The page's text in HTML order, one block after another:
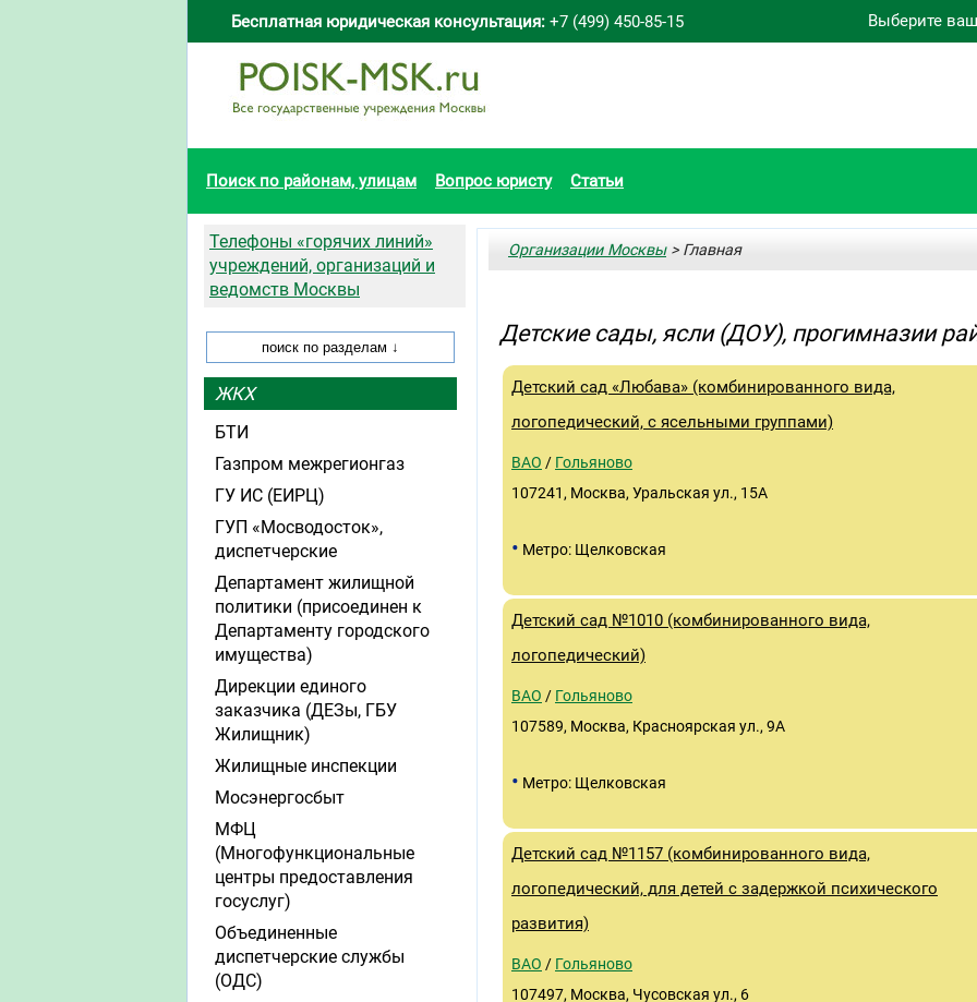
Выберите
Бесплатная юридическая консультация: +7 (499) 450-85-15
Поиск по районам, улицам Вопрос юристу Статьи
Организации Москвы> Главная
Детские сады, ясли (ДОУ), прогимназии
Детский сад «Любава» (комбинированного вида,
логопедический, с ясельными группами)
ВАО / Гольяново
107241, Москва, Уральская ул., 15А
• Метро: Щелковская
Детский сад №1010 (комбинированного вида,
логопедический)
ВАО / Гольяново
107589, Москва, Красноярская ул., 9А
• Метро: Щелковская
Детский сад №1157 (комбинированного вида,
логопедический, для детей с задержкой психического
развития)
ВАО / Гольяново
107497, Москва, Чусовская ул., 6
Телефоны «горячих линий»
учреждений, организаций и
ведомств Москвы
ЖКХ
БТИ
Газпром межрегионгаз
ГУ ИС (ЕИРЦ)
ГУП «Мосводосток»,
диспетчерские
Департамент жилищной
политики (присоединен к
Департаменту городского
имущества)
Дирекции единого
заказчика (ДЕЗы, ГБУ
Жилищник)
Жилищные инспекции
Мосэнергосбыт
МФЦ
(Многофункциональные
центры предоставления
госуслуг)
Объединенные
диспетчерские службы
(ОДС)